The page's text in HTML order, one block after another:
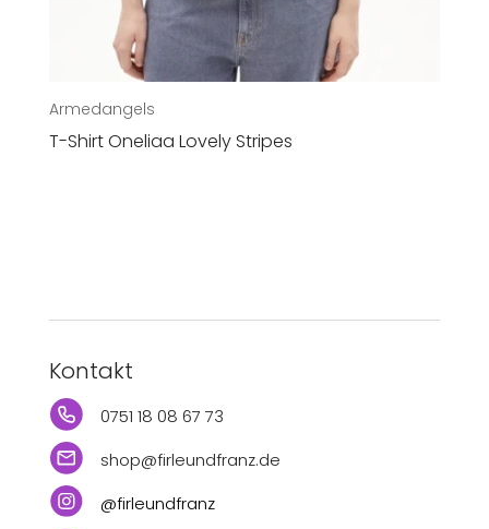
Armedangels
T-Shirt Oneliaa Lovely Stripes
Kontakt
0751 18 08 67 73
shop@firleundfranz.de
@firleundfranz